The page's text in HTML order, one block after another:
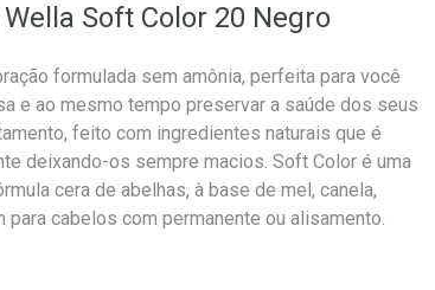
Soft Color 20 Negro
formulada sem amônia, perfeita para você
e ao mesmo tempo preservar a saúde dos seus
feito com ingredientes naturais que é
deixando-os sempre macios. Soft Color é uma
cera de abelhas, à base de mel, canela,
para cabelos com permanente ou alisamento.